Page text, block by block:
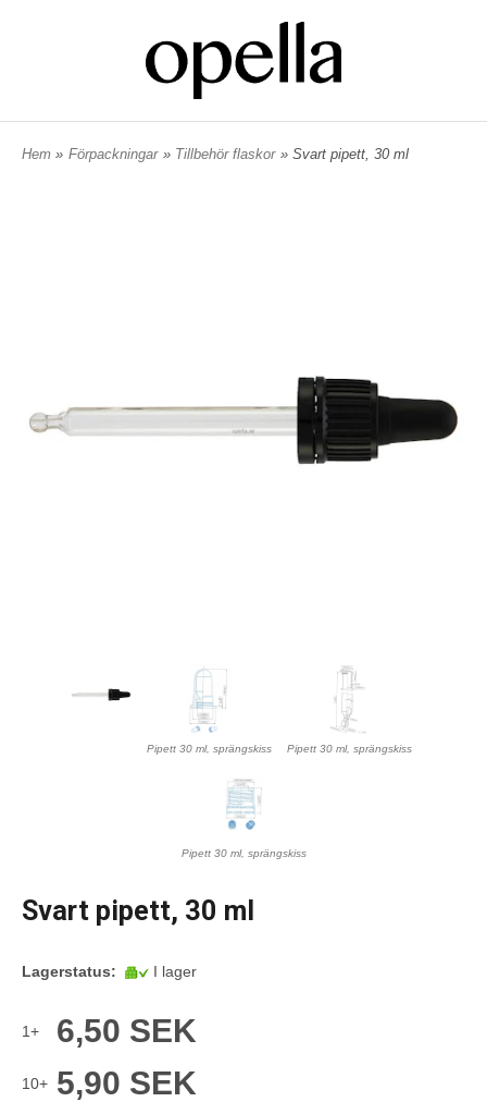
Hem » Förpackningar » Tillbehör flaskor » Svart pipett, 30 ml
Pipett 30 ml, sprängskiss Pipett 30 ml, sprängskiss
Pipett 30 ml, sprängskiss
Svart pipett, 30 ml
Lagerstatus: I lager
1+ 6,50 SEK
10+ 5,90 SEK